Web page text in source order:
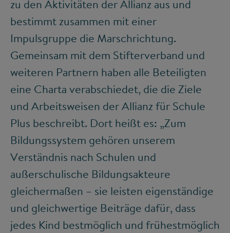
zu den Aktivitäten der Allianz aus und
bestimmt zusammen mit einer
Impulsgruppe die Marschrichtung.
Gemeinsam mit dem Stifterverband und
weiteren Partnern haben alle Beteiligten
eine Charta verabschiedet, die die Ziele
und Arbeitsweisen der Allianz für Schule
Plus beschreibt. Dort heißt es: „Zum
Bildungssystem gehören unserem
Verständnis nach Schulen und
außerschulische Bildungsakteure
gleichermaßen – sie leisten eigenständige
und gleichwertige Beiträge dafür, dass
jedes Kind bestmöglich und frühestmöglich